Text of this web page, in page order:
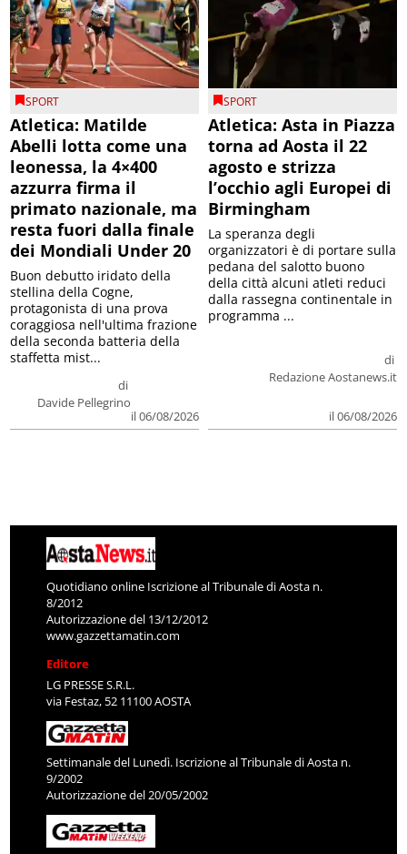
SPORT
Atletica: Matilde
Abelli lotta come una
leonessa, la 4×400
azzurra firma il
primato nazionale, ma
resta fuori dalla finale
dei Mondiali Under 20
di
Davide Pellegrino
il 06/08/2026
Buon debutto iridato della
stellina della Cogne,
protagonista di una prova
coraggiosa nell'ultima frazione
della seconda batteria della
staffetta mist...
SPORT
Atletica: Asta in Piazza
torna ad Aosta il 22
agosto e strizza
l’occhio agli Europei di
Birmingham
di
Redazione Aostanews.it
il 06/08/2026
La speranza degli
organizzatori è di portare sulla
pedana del salotto buono
della città alcuni atleti reduci
dalla rassegna continentale in
programma ...
Quotidiano online Iscrizione al Tribunale di Aosta n.
8/2012
Autorizzazione del 13/12/2012
www.gazzettamatin.com
Editore
LG PRESSE S.R.L.
via Festaz, 52 11100 AOSTA
Settimanale del Lunedì. Iscrizione al Tribunale di Aosta n.
9/2002
Autorizzazione del 20/05/2002